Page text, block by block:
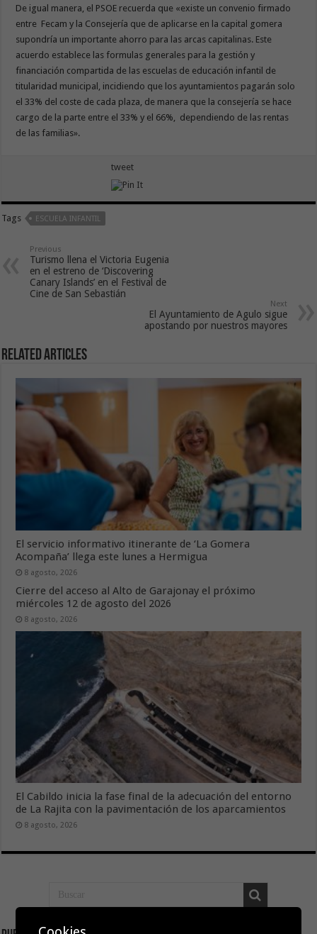
De igual manera, el PSOE recuerda que «existe un convenio firmado
entre Fecam y la Consejería que de aplicarse en la capital gomera
supondría un importante ahorro para las arcas capitalinas. Este
acuerdo establece las formulas generales para la gestión y
financiación compartida de las escuelas de educación infantil de
titularidad municipal, incidiendo que los ayuntamientos pagarán solo
el 33% del coste de cada plaza, de manera que la consejería se hace
cargo de la parte entre el 33% y el 66%, dependiendo de las rentas
de las familias».
tweet
Tags ESCUELA INFANTIL
Previous
Turismo llena el Victoria Eugenia
en el estreno de ‘Discovering
Canary Islands’ en el Festival de
Cine de San Sebastián
Next
El Ayuntamiento de Agulo sigue
apostando por nuestros mayores
Related Articles
El servicio informativo itinerante de ‘La Gomera
Acompaña’ llega este lunes a Hermigua
8 agosto, 2026
Cierre del acceso al Alto de Garajonay el próximo
miércoles 12 de agosto del 2026
8 agosto, 2026
El Cabildo inicia la fase final de la adecuación del entorno
de La Rajita con la pavimentación de los aparcamientos
8 agosto, 2026